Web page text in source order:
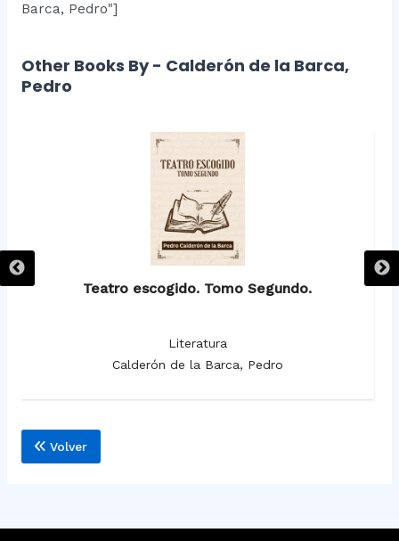
Barca, Pedro"]
Other Books By - Calderón de la Barca,
Pedro
Teatro escogido. Tomo Segundo.
Literatura
Calderón de la Barca, Pedro
Volver